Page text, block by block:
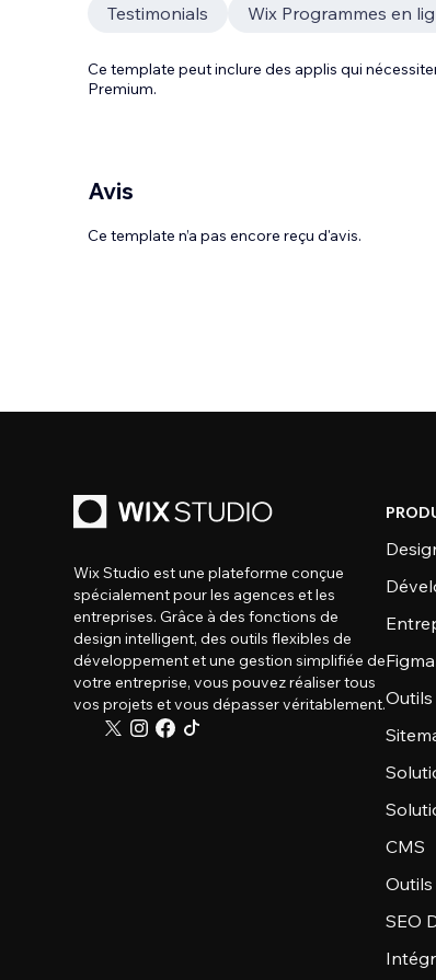
Testimonials
Wix Programmes en
Ce template peut inclure des applis qui
Premium.
Avis
Ce template n’a pas encore reçu d'avis.
Wix Studio est une plateforme conçue
spécialement pour les agences et les
entreprises. Grâce à des fonctions de
design intelligent, des outils flexibles de
développement et une gestion simplifiée de
votre entreprise, vous pouvez réaliser tous
vos projets et vous dépasser véritablement.
CMS
SEO